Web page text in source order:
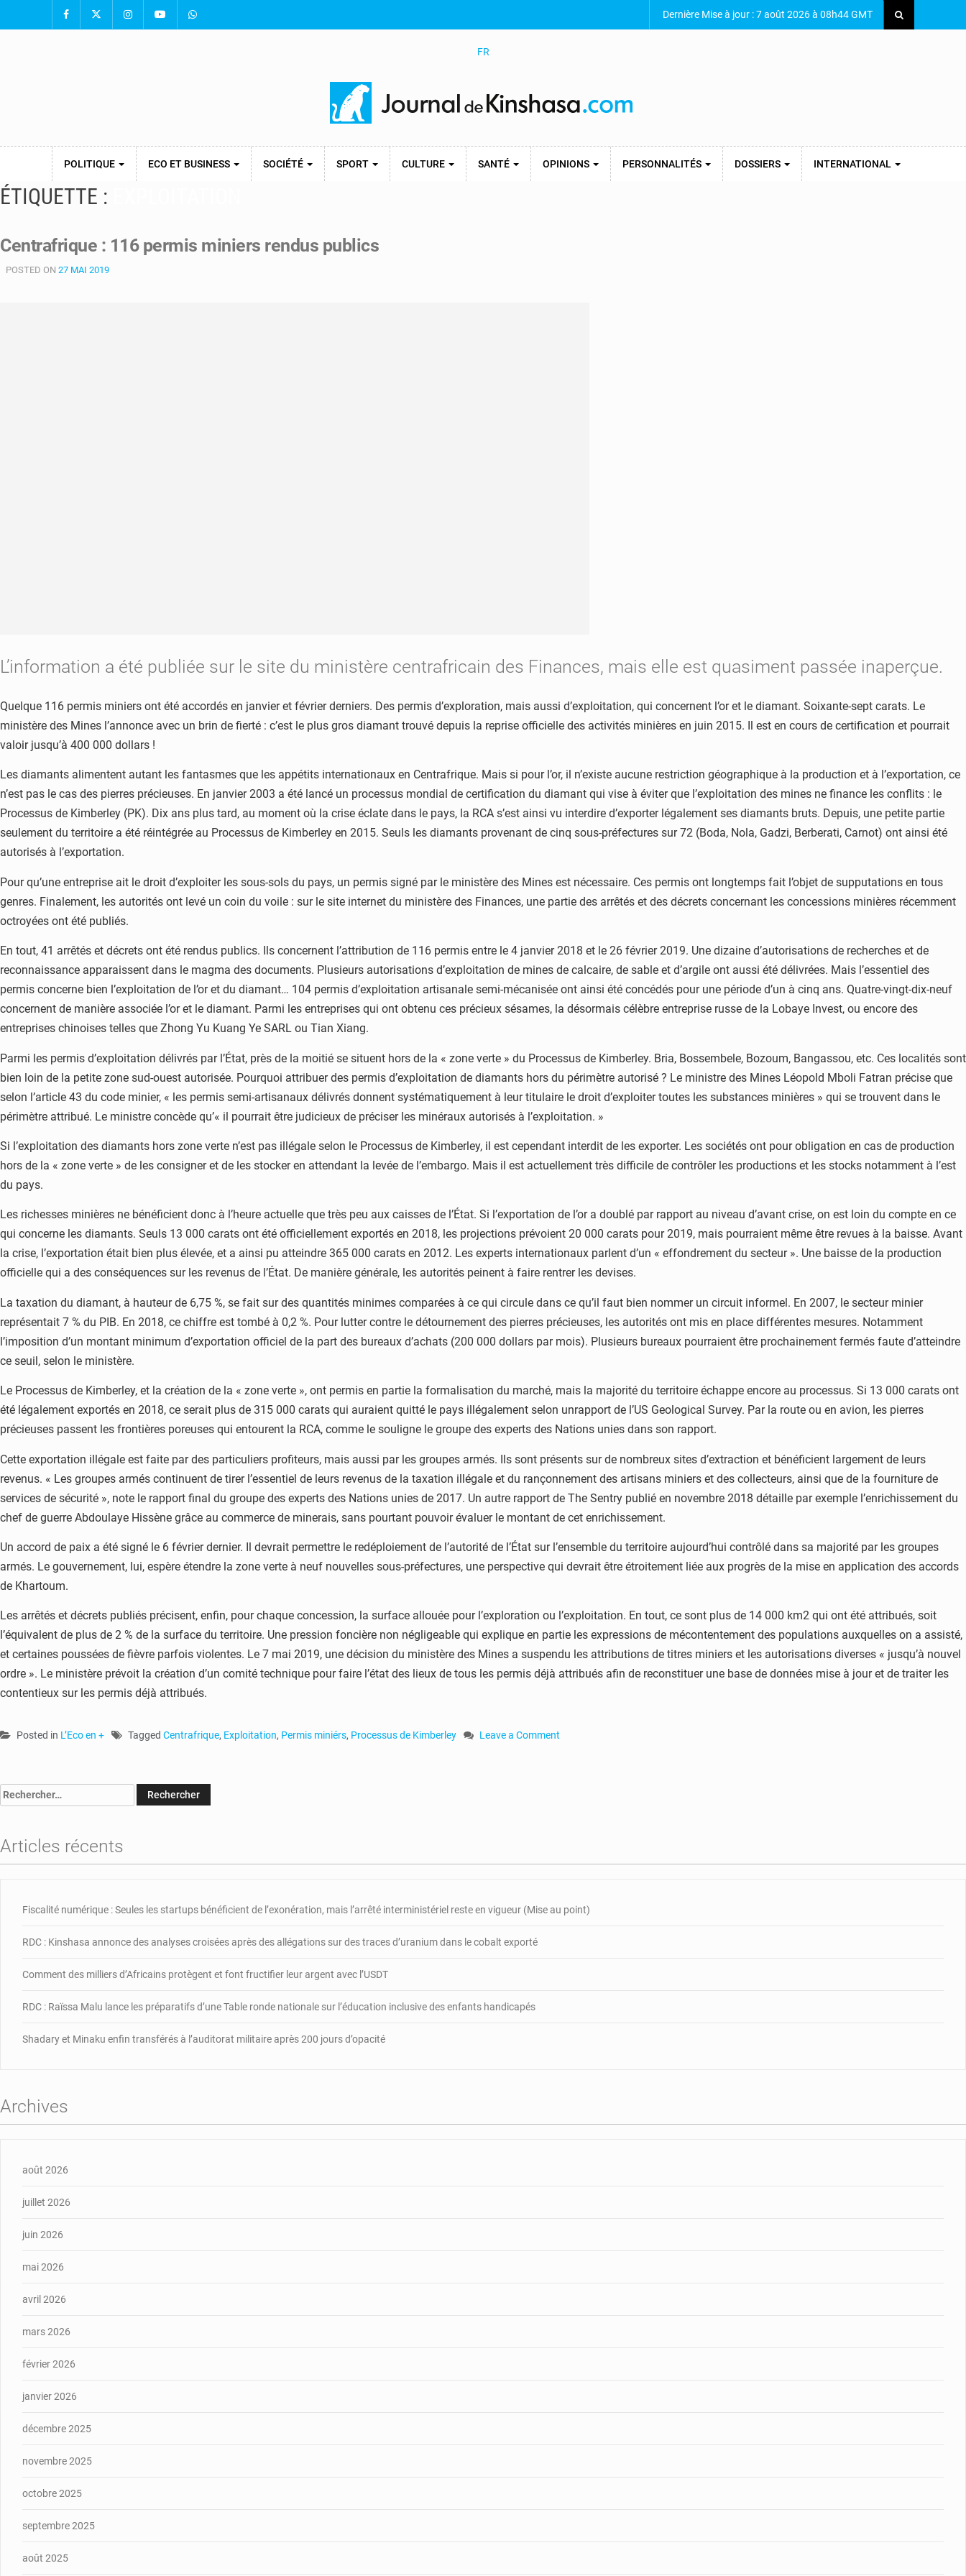
Dernière Mise à jour : 7 août 2026 à 08h44 GMT
FR
POLITIQUE ECO ET BUSINESS SOCIÉTÉ SPORT CULTURE SANTÉ OPINIONS PERSONNALITÉS DOSSIERS INTERNATIONAL
ÉTIQUETTE :
Centrafrique : 116 permis miniers rendus publics
POSTED ON 27 MAI 2019
L’information a été publiée sur le site du ministère centrafricain des Finances, mais elle est quasiment passée inaperçue.
Quelque 116 permis miniers ont été accordés en janvier et février derniers. Des permis d’exploration, mais aussi d’exploitation, qui concernent l’or et le diamant. Soixante-sept carats. Le
ministère des Mines l’annonce avec un brin de fierté : c’est le plus gros diamant trouvé depuis la reprise officielle des activités minières en juin 2015. Il est en cours de certification et pourrait
valoir jusqu’à 400 000 dollars !
Les diamants alimentent autant les fantasmes que les appétits internationaux en Centrafrique. Mais si pour l’or, il n’existe aucune restriction géographique à la production et à l’exportation, ce
n’est pas le cas des pierres précieuses. En janvier 2003 a été lancé un processus mondial de certification du diamant qui vise à éviter que l’exploitation des mines ne finance les conflits : le
Processus de Kimberley (PK). Dix ans plus tard, au moment où la crise éclate dans le pays, la RCA s’est ainsi vu interdire d’exporter légalement ses diamants bruts. Depuis, une petite partie
seulement du territoire a été réintégrée au Processus de Kimberley en 2015. Seuls les diamants provenant de cinq sous-préfectures sur 72 (Boda, Nola, Gadzi, Berberati, Carnot) ont ainsi été
autorisés à l’exportation.
Pour qu’une entreprise ait le droit d’exploiter les sous-sols du pays, un permis signé par le ministère des Mines est nécessaire. Ces permis ont longtemps fait l’objet de supputations en tous
genres. Finalement, les autorités ont levé un coin du voile : sur le site internet du ministère des Finances, une partie des arrêtés et des décrets concernant les concessions minières récemment
octroyées ont été publiés.
En tout, 41 arrêtés et décrets ont été rendus publics. Ils concernent l’attribution de 116 permis entre le 4 janvier 2018 et le 26 février 2019. Une dizaine d’autorisations de recherches et de
reconnaissance apparaissent dans le magma des documents. Plusieurs autorisations d’exploitation de mines de calcaire, de sable et d’argile ont aussi été délivrées. Mais l’essentiel des
permis concerne bien l’exploitation de l’or et du diamant… 104 permis d’exploitation artisanale semi-mécanisée ont ainsi été concédés pour une période d’un à cinq ans. Quatre-vingt-dix-neuf
concernent de manière associée l’or et le diamant. Parmi les entreprises qui ont obtenu ces précieux sésames, la désormais célèbre entreprise russe de la Lobaye Invest, ou encore des
entreprises chinoises telles que Zhong Yu Kuang Ye SARL ou Tian Xiang.
Parmi les permis d’exploitation délivrés par l’État, près de la moitié se situent hors de la « zone verte » du Processus de Kimberley. Bria, Bossembele, Bozoum, Bangassou, etc. Ces localités sont
bien loin de la petite zone sud-ouest autorisée. Pourquoi attribuer des permis d’exploitation de diamants hors du périmètre autorisé ? Le ministre des Mines Léopold Mboli Fatran précise que
selon l’article 43 du code minier, « les permis semi-artisanaux délivrés donnent systématiquement à leur titulaire le droit d’exploiter toutes les substances minières » qui se trouvent dans le
périmètre attribué. Le ministre concède qu’« il pourrait être judicieux de préciser les minéraux autorisés à l’exploitation. »
Si l’exploitation des diamants hors zone verte n’est pas illégale selon le Processus de Kimberley, il est cependant interdit de les exporter. Les sociétés ont pour obligation en cas de production
hors de la « zone verte » de les consigner et de les stocker en attendant la levée de l’embargo. Mais il est actuellement très difficile de contrôler les productions et les stocks notamment à l’est
du pays.
Les richesses minières ne bénéficient donc à l’heure actuelle que très peu aux caisses de l’État. Si l’exportation de l’or a doublé par rapport au niveau d’avant crise, on est loin du compte en ce
qui concerne les diamants. Seuls 13 000 carats ont été officiellement exportés en 2018, les projections prévoient 20 000 carats pour 2019, mais pourraient même être revues à la baisse. Avant
la crise, l’exportation était bien plus élevée, et a ainsi pu atteindre 365 000 carats en 2012. Les experts internationaux parlent d’un « effondrement du secteur ». Une baisse de la production
officielle qui a des conséquences sur les revenus de l’État. De manière générale, les autorités peinent à faire rentrer les devises.
La taxation du diamant, à hauteur de 6,75 %, se fait sur des quantités minimes comparées à ce qui circule dans ce qu’il faut bien nommer un circuit informel. En 2007, le secteur minier
représentait 7 % du PIB. En 2018, ce chiffre est tombé à 0,2 %. Pour lutter contre le détournement des pierres précieuses, les autorités ont mis en place différentes mesures. Notamment
l’imposition d’un montant minimum d’exportation officiel de la part des bureaux d’achats (200 000 dollars par mois). Plusieurs bureaux pourraient être prochainement fermés faute d’atteindre
ce seuil, selon le ministère.
Le Processus de Kimberley, et la création de la « zone verte », ont permis en partie la formalisation du marché, mais la majorité du territoire échappe encore au processus. Si 13 000 carats ont
été légalement exportés en 2018, ce serait plus de 315 000 carats qui auraient quitté le pays illégalement selon unrapport de l’US Geological Survey. Par la route ou en avion, les pierres
précieuses passent les frontières poreuses qui entourent la RCA, comme le souligne le groupe des experts des Nations unies dans son rapport.
Cette exportation illégale est faite par des particuliers profiteurs, mais aussi par les groupes armés. Ils sont présents sur de nombreux sites d’extraction et bénéficient largement de leurs
revenus. « Les groupes armés continuent de tirer l’essentiel de leurs revenus de la taxation illégale et du rançonnement des artisans miniers et des collecteurs, ainsi que de la fourniture de
services de sécurité », note le rapport final du groupe des experts des Nations unies de 2017. Un autre rapport de The Sentry publié en novembre 2018 détaille par exemple l’enrichissement du
chef de guerre Abdoulaye Hissène grâce au commerce de minerais, sans pourtant pouvoir évaluer le montant de cet enrichissement.
Un accord de paix a été signé le 6 février dernier. Il devrait permettre le redéploiement de l’autorité de l’État sur l’ensemble du territoire aujourd’hui contrôlé dans sa majorité par les groupes
armés. Le gouvernement, lui, espère étendre la zone verte à neuf nouvelles sous-préfectures, une perspective qui devrait être étroitement liée aux progrès de la mise en application des accords
de Khartoum.
Les arrêtés et décrets publiés précisent, enfin, pour chaque concession, la surface allouée pour l’exploration ou l’exploitation. En tout, ce sont plus de 14 000 km2 qui ont été attribués, soit
l’équivalent de plus de 2 % de la surface du territoire. Une pression foncière non négligeable qui explique en partie les expressions de mécontentement des populations auxquelles on a assisté,
et certaines poussées de fièvre parfois violentes. Le 7 mai 2019, une décision du ministère des Mines a suspendu les attributions de titres miniers et les autorisations diverses « jusqu’à nouvel
ordre ». Le ministère prévoit la création d’un comité technique pour faire l’état des lieux de tous les permis déjà attribués afin de reconstituer une base de données mise à jour et de traiter les
contentieux sur les permis déjà attribués.
Posted in L’Eco en + Tagged Centrafrique, Exploitation, Permis miniérs, Processus de Kimberley
Leave a Comment
Rechercher :
Articles récents
Fiscalité numérique : Seules les startups bénéficient de l’exonération, mais l’arrêté interministériel reste en vigueur (Mise au point)
RDC : Kinshasa annonce des analyses croisées après des allégations sur des traces d’uranium dans le cobalt exporté
Comment des milliers d’Africains protègent et font fructifier leur argent avec l’USDT
RDC : Raïssa Malu lance les préparatifs d’une Table ronde nationale sur l’éducation inclusive des enfants handicapés
Shadary et Minaku enfin transférés à l’auditorat militaire après 200 jours d’opacité
Archives
août 2026
juillet 2026
juin 2026
mai 2026
avril 2026
mars 2026
février 2026
janvier 2026
décembre 2025
novembre 2025
octobre 2025
septembre 2025
août 2025